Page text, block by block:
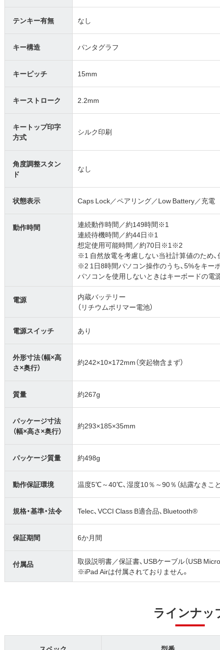
テンキー有無 なし
キー構造 パンタグラフ
キーピッチ 15mm
キーストローク 2.2mm
キートップ印字
方式
シルク印刷
角度調整スタン
ド
なし
状態表示 Caps Lock／ペアリング／Low Battery／充電
動作時間
連続動作時間／約149時間※1
連続待機時間／約44日※1
想定使用可能時間／約70日※1※2
※1 自然放電を考慮しない当社計算値のため
※2 1日8時間パソコン操作のうち、5%をキー
パソコンを使用しないときはキーボードの電
電源
内蔵バッテリー
（リチウムポリマー電池）
電源スイッチ あり
外形寸法（幅×高
さ×奥行）
約242×10×172mm（突起物含まず）
質量 約267g
パッケージ寸法
（幅×高さ×奥行）
約293×185×35mm
パッケージ質量 約498g
動作保証環境 温度5℃～40℃、湿度10％～90％（結露なきこ
規格・基準・法令 Telec、VCCI Class B適合品、Bluetooth®
保証期間 6か月間
付属品
取扱説明書／保証書、USBケーブル（USB
※iPad Airは付属されておりません。
ラインナッ